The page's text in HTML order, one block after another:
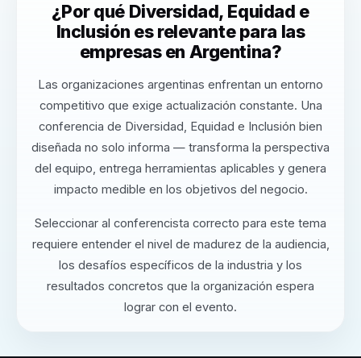
¿Por qué Diversidad, Equidad e
Inclusión es relevante para las
empresas en Argentina?
Las organizaciones argentinas enfrentan un entorno
competitivo que exige actualización constante. Una
conferencia de Diversidad, Equidad e Inclusión bien
diseñada no solo informa — transforma la perspectiva
del equipo, entrega herramientas aplicables y genera
impacto medible en los objetivos del negocio.
Seleccionar al conferencista correcto para este tema
requiere entender el nivel de madurez de la audiencia,
los desafíos específicos de la industria y los
resultados concretos que la organización espera
lograr con el evento.